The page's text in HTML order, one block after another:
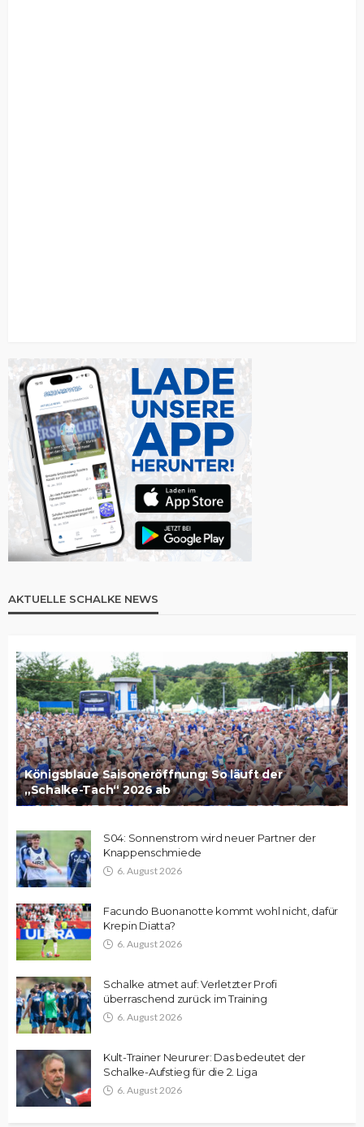
AKTUELLE SCHALKE NEWS
Königsblaue Saisoneröffnung: So läuft der
„Schalke-Tach“ 2026 ab
S04: Sonnenstrom wird neuer Partner der
Knappenschmiede
6. August 2026
Facundo Buonanotte kommt wohl nicht, dafür
Krepin Diatta?
6. August 2026
Schalke atmet auf: Verletzter Profi
überraschend zurück im Training
6. August 2026
Kult-Trainer Neururer: Das bedeutet der
Schalke-Aufstieg für die 2. Liga
6. August 2026